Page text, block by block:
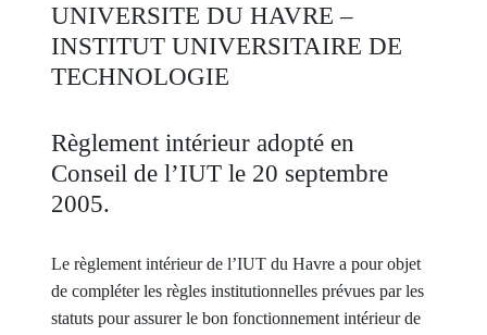
UNIVERSITE DU HAVRE –
INSTITUT UNIVERSITAIRE DE
TECHNOLOGIE
Règlement intérieur adopté en
Conseil de l’IUT le 20 septembre
2005.
Le règlement intérieur de l’IUT du Havre a pour objet
de compléter les règles institutionnelles prévues par les
statuts pour assurer le bon fonctionnement intérieur de